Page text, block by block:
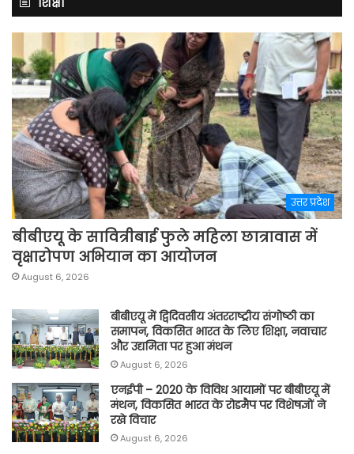
उत्तर प्रदेश
बीबीएयू के सावित्रीबाई फुले महिला छात्रावास में
वृक्षारोपण अभियान का आयोजन
August 6, 2026
बीबीएयू में द्विदिवसीय अंतरराष्ट्रीय संगोष्ठी का
समापन, विकसित भारत के लिए शिक्षा, नवाचार
और उद्यमिता पर हुआ मंथन
August 6, 2026
एनईपी – 2020 के विविध आयामों पर बीबीएयू में
मंथन, विकसित भारत के रोडमैप पर विशेषज्ञों ने
रखे विचार
August 6, 2026